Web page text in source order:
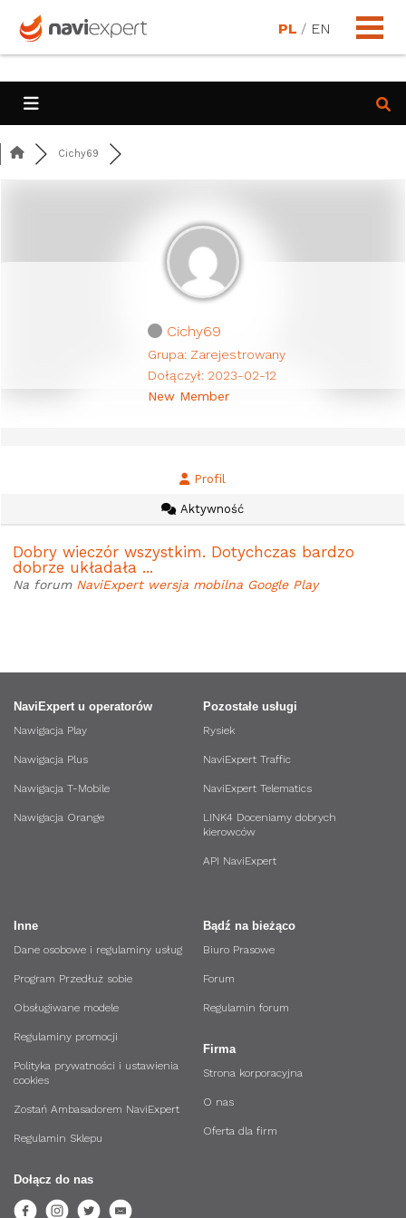
PL / EN
Cichy69
Cichy69
Grupa: Zarejestrowany
Dołączył: 2023-02-12
New Member
Profil
Aktywność
Dobry wieczór wszystkim. Dotychczas bardzo
dobrze układała ...
Na forum NaviExpert wersja mobilna Google Play
NaviExpert u operatorów
Nawigacja Play
Nawigacja Plus
Nawigacja T-Mobile
Nawigacja Orange
Pozostałe usługi
Rysiek
NaviExpert Traffic
NaviExpert Telematics
LINK4 Doceniamy dobrych
kierowców
API NaviExpert
Bądź na bieżąco
Biuro Prasowe
Forum
Regulamin forum
Firma
Strona korporacyjna
O nas
Oferta dla firm
Inne
Dane osobowe i regulaminy usług
Program Przedłuż sobie
Obsługiwane modele
Regulaminy promocji
Polityka prywatności i ustawienia
cookies
Zostań Ambasadorem NaviExpert
Regulamin Sklepu
Dołącz do nas